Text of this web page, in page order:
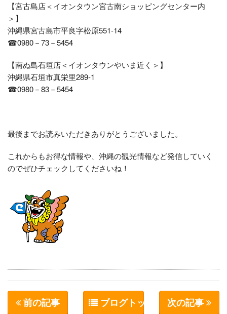
【宮古島店＜イオンタウン宮古南ショッピングセンター内
＞】
沖縄県宮古島市平良字松原551-14
☎0980－73－5454
【南ぬ島石垣店＜イオンタウンやいま近く＞】
沖縄県石垣市真栄里289-1
☎0980－83－5454
最後までお読みいただきありがとうございました。
これからもお得な情報や、沖縄の観光情報など発信していく
のでぜひチェックしてくださいね！
前の記事 ブログトップへ 次の記事